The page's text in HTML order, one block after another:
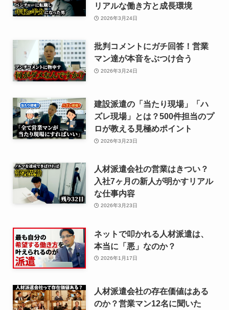
リアルな働き方と成長環境
2026年3月24日
批判コメントにガチ回答！営業
マン達が本音をぶつけ合う
2026年3月24日
建設派遣の「当たり現場」「ハ
ズレ現場」とは？500件担当のプ
ロが教える見極めポイント
2026年3月23日
人材派遣会社の営業はきつい？
入社7ヶ月の新人が明かすリアル
な仕事内容
2026年3月23日
ネットで叩かれる人材派遣は、
本当に「悪」なのか？
2026年1月17日
人材派遣会社の存在価値はある
のか？営業マン12名に聞いた